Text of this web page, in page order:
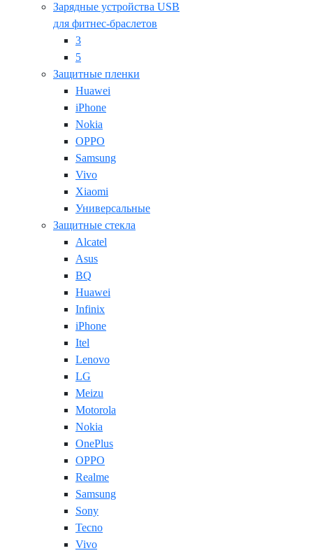
Зарядные устройства USB
для фитнес-браслетов
3
5
Защитные пленки
Huawei
iPhone
Nokia
OPPO
Samsung
Vivo
Xiaomi
Универсальные
Защитные стекла
Alcatel
Asus
BQ
Huawei
Infinix
iPhone
Itel
Lenovo
LG
Meizu
Motorola
Nokia
OnePlus
OPPO
Realme
Samsung
Sony
Tecno
Vivo